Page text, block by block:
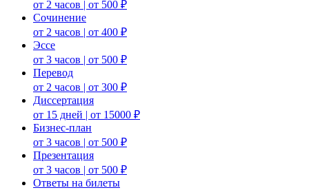
от 2 часов | от 500 ₽
Сочинение
от 2 часов | от 400 ₽
Эссе
от 3 часов | от 500 ₽
Перевод
от 2 часов | от 300 ₽
Диссертация
от 15 дней | от 15000 ₽
Бизнес-план
от 3 часов | от 500 ₽
Презентация
от 3 часов | от 500 ₽
Ответы на билеты